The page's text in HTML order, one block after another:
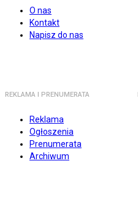
O nas
Kontakt
Napisz do nas
REKLAMA I PRENUMERATA
Reklama
Ogłoszenia
Prenumerata
Archiwum